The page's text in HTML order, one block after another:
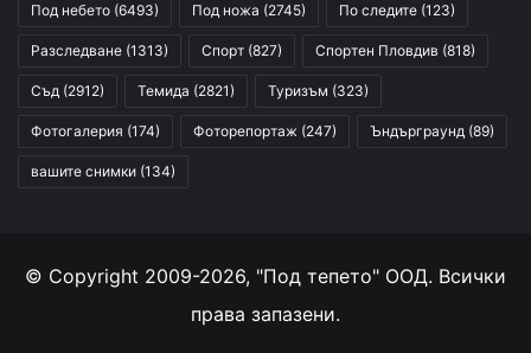
Под небето (6493) Под ножа (2745) По следите (123)
Разследване (1313) Спорт (827) Спортен Пловдив (818)
Съд (2912) Темида (2821) Туризъм (323)
Фотогалерия (174) Фоторепортаж (247) Ъндърграунд (89)
вашите снимки (134)
© Copyright 2009-2026, "Под тепето" ООД. Всички
права запазени.